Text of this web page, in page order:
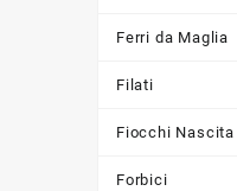
Ferri da Maglia
Filati
Fiocchi Nascita
Forbici